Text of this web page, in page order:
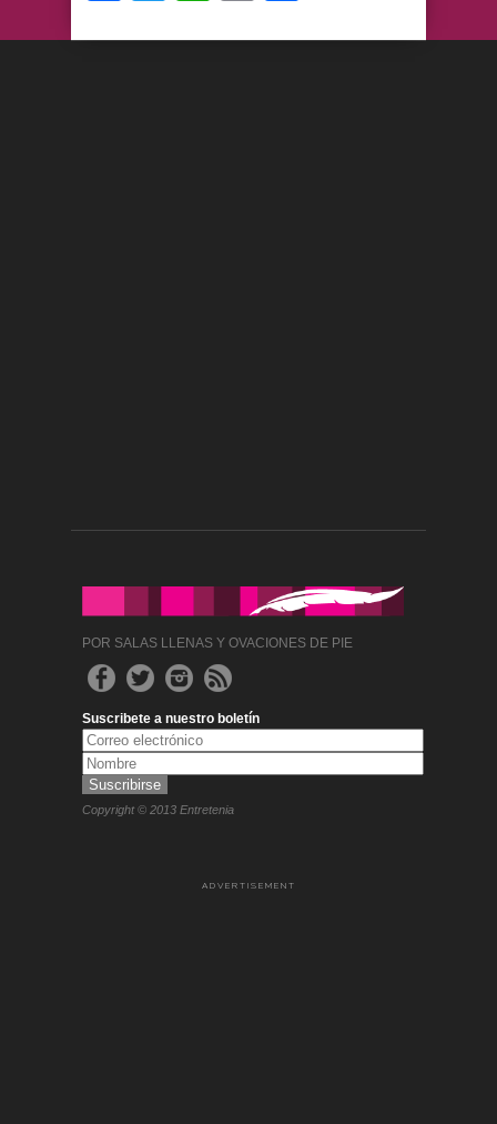
POR SALAS LLENAS Y OVACIONES DE PIE
Suscribete a nuestro boletín
Copyright © 2013 Entretenia
ADVERTISEMENT